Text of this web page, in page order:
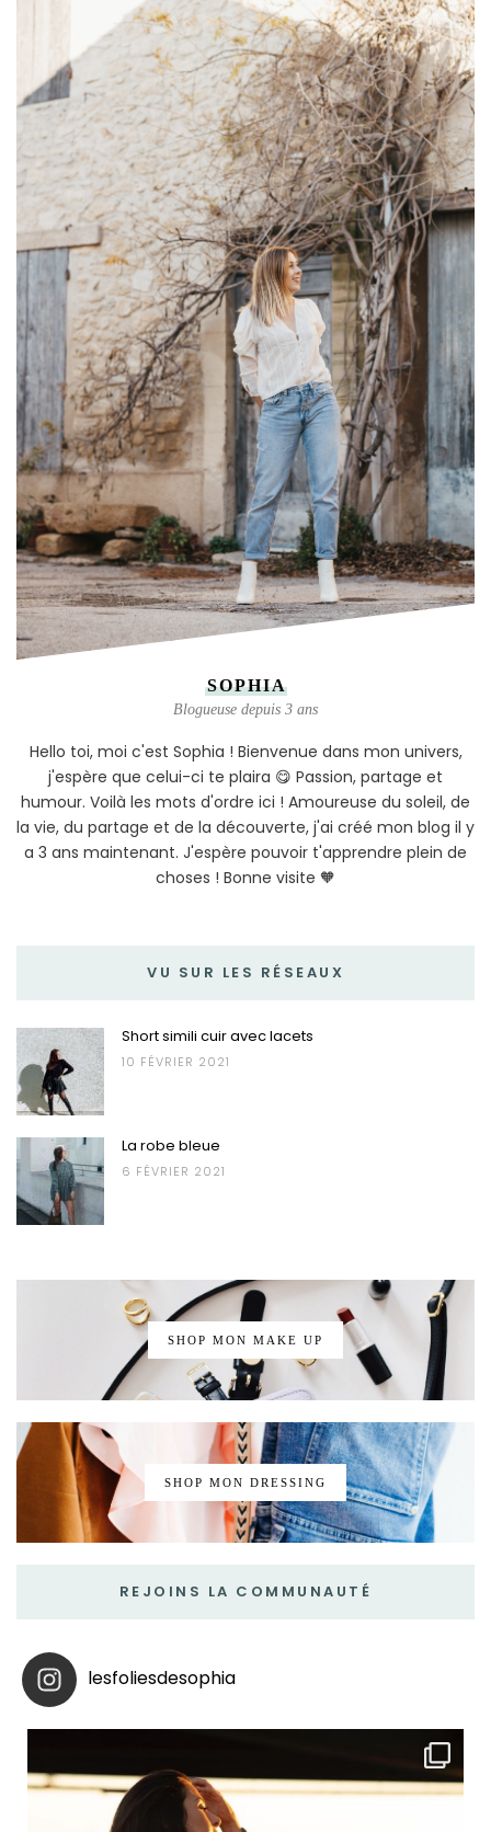
SOPHIA
Blogueuse depuis 3 ans
Hello toi, moi c'est Sophia ! Bienvenue dans mon univers,
j'espère que celui-ci te plaira 😋 Passion, partage et
humour. Voilà les mots d'ordre ici ! Amoureuse du soleil, de
la vie, du partage et de la découverte, j'ai créé mon blog il y
a 3 ans maintenant. J'espère pouvoir t'apprendre plein de
choses ! Bonne visite 🧡
VU SUR LES RÉSEAUX
Short simili cuir avec lacets
10 FÉVRIER 2021
La robe bleue
6 FÉVRIER 2021
SHOP MON MAKE UP
SHOP MON DRESSING
REJOINS LA COMMUNAUTÉ
lesfoliesdesophia